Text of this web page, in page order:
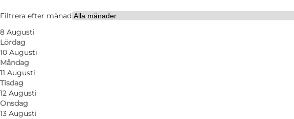
Filtrera efter månad
8 Augusti
Lördag
10 Augusti
Måndag
11 Augusti
Tisdag
12 Augusti
Onsdag
13 Augusti
Friends, My partner, Myself
Beautiful everyday fashion at prices everyone can afford.